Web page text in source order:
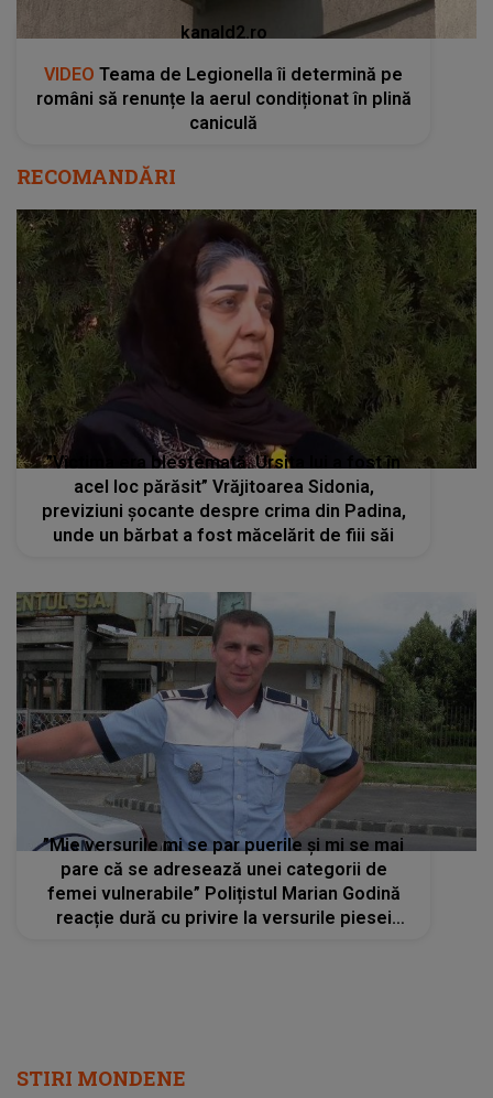
kanald2.ro
VIDEO Teama de Legionella îi determină pe
români să renunțe la aerul condiționat în plină
caniculă
RECOMANDĂRI
”Victima era blestemată. Ursita lui a fost în
acel loc părăsit” Vrăjitoarea Sidonia,
previziuni șocante despre crima din Padina,
unde un bărbat a fost măcelărit de fiii săi
”Mie versurile mi se par puerile și mi se mai
pare că se adresează unei categorii de
femei vulnerabile” Polițistul Marian Godină
reacție dură cu privire la versurile piesei
STIRI MONDENE